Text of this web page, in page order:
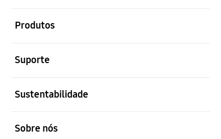
Produtos
Suporte
Sustentabilidade
Sobre nós